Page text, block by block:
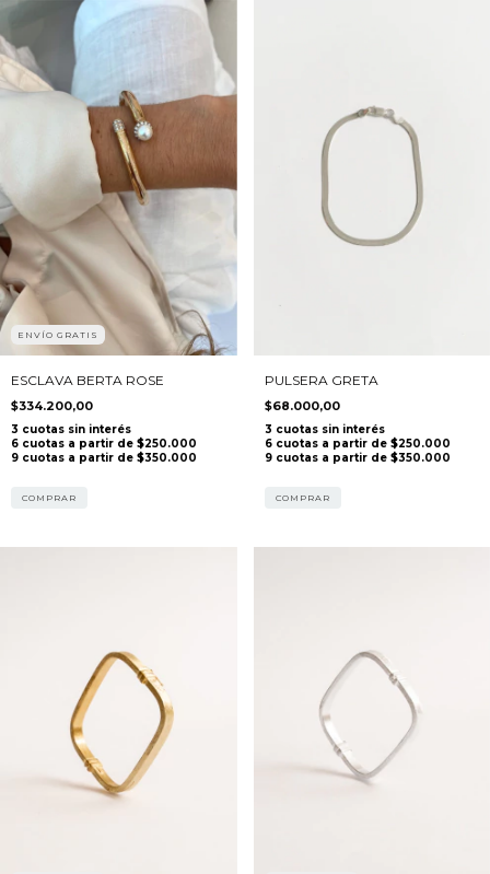
ENVÍO GRATIS
ESCLAVA BERTA ROSE
$334.200,00
COMPRAR
PULSERA GRETA
$68.000,00
COMPRAR